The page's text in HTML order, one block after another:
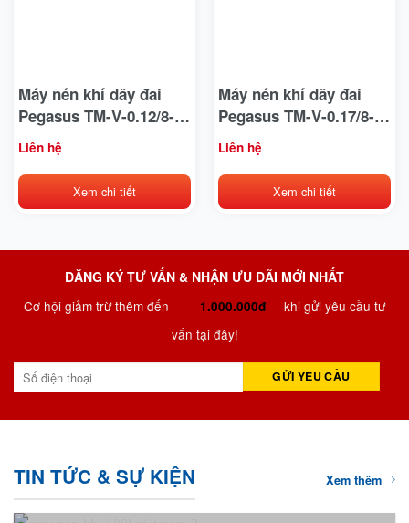
Máy nén khí dây đai
Pegasus TM-V-0.12/8-
70L
Liên hệ
Xem chi tiết
Máy nén khí dây đai
Pegasus TM-V-0.17/8-
70L
Liên hệ
Xem chi tiết
ĐĂNG KÝ TƯ VẤN & NHẬN ƯU ĐÃI MỚI NHẤT
Cơ hội giảm trừ thêm đến
1.000.000đ
khi gửi yêu cầu tư
vấn tại đây!
TIN TỨC & SỰ KIỆN Xem thêm